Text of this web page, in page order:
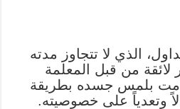
الذي لا تتجاوز مدته
لائقة من قبل المعلمة
بلمس جسده بطريقة
وتعدياً على خصوصيته.